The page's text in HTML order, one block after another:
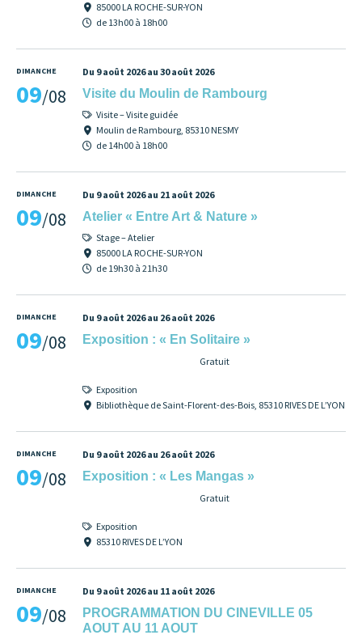
85000 LA ROCHE-SUR-YON
de 13h00 à 18h00
DIMANCHE
09/08
Du 9 août 2026 au 30 août 2026
Visite du Moulin de Rambourg
Visite – Visite guidée
Moulin de Rambourg, 85310 NESMY
de 14h00 à 18h00
DIMANCHE
09/08
Du 9 août 2026 au 21 août 2026
Atelier « Entre Art & Nature »
Stage – Atelier
85000 LA ROCHE-SUR-YON
de 19h30 à 21h30
DIMANCHE
09/08
Du 9 août 2026 au 26 août 2026
Exposition : « En Solitaire »
Gratuit
Exposition
Bibliothèque de Saint-Florent-des-Bois, 85310 RIVES DE L’YON
DIMANCHE
09/08
Du 9 août 2026 au 26 août 2026
Exposition : « Les Mangas »
Gratuit
Exposition
85310 RIVES DE L’YON
DIMANCHE
09/08
Du 9 août 2026 au 11 août 2026
PROGRAMMATION DU CINEVILLE 05
AOUT AU 11 AOUT